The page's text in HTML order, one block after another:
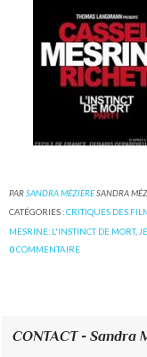
PARSANDRA MÉZIÈRESANDRA
CATÉGORIES :CRITIQUES DES
MESRINE: L'INSTINCT DE MORT,
0COMMENTAIRE
CONTACT - Sandra